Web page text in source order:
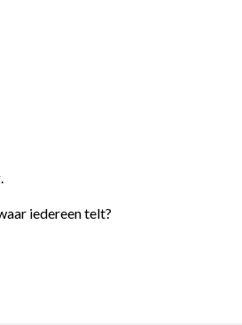
iedereen telt?